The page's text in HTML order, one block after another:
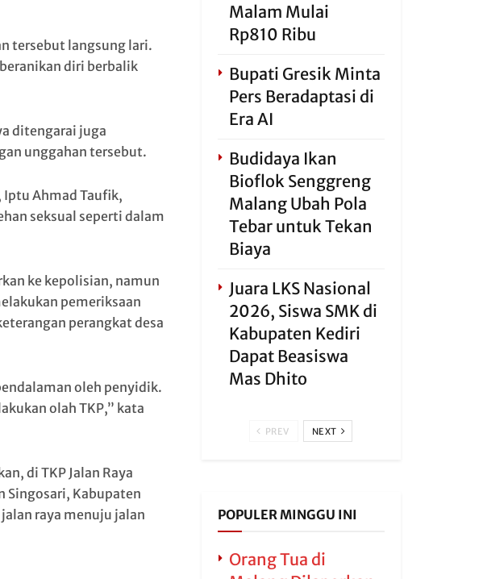
tersebut langsung lari.
diri berbalik
ditengarai juga
unggahan tersebut.
Iptu Ahmad Taufik,
seksual seperti dalam
ke kepolisian, namun
pemeriksaan
perangkat desa
oleh penyidik.
olah TKP,” kata
di TKP Jalan Raya
Singosari, Kabupaten
raya menuju jalan
Malam Mulai
Rp810 Ribu
Bupati Gresik Minta
Pers Beradaptasi di
Era AI
Budidaya Ikan
Bioflok Senggreng
Malang Ubah Pola
Tebar untuk Tekan
Biaya
Juara LKS Nasional
2026, Siswa SMK di
Kabupaten Kediri
Dapat Beasiswa
Mas Dhito
PREV NEXT
POPULER MINGGU INI
Orang Tua di